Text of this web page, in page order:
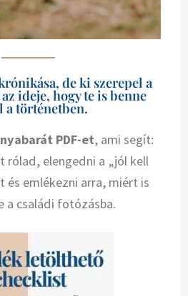
de ki szerepel a
ideje, hogy te is benne
a történetben.
PDF-et, ami segít:
rólad, elengedni a „jól kell
és emlékezni arra, miért is
a családi fotózásba.